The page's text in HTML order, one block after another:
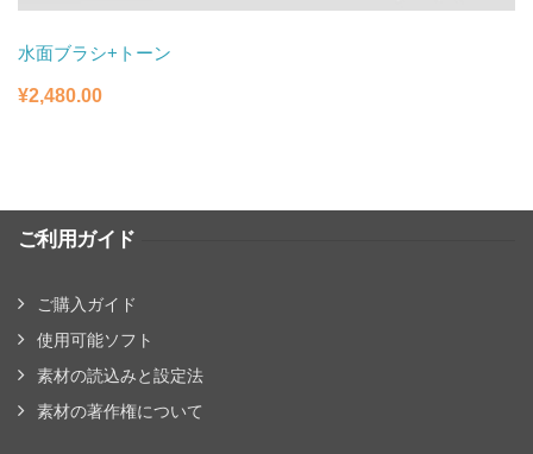
水面ブラシ+トーン
¥2,480.00
ご利用ガイド
ご購入ガイド
使用可能ソフト
素材の読込みと設定法
素材の著作権について